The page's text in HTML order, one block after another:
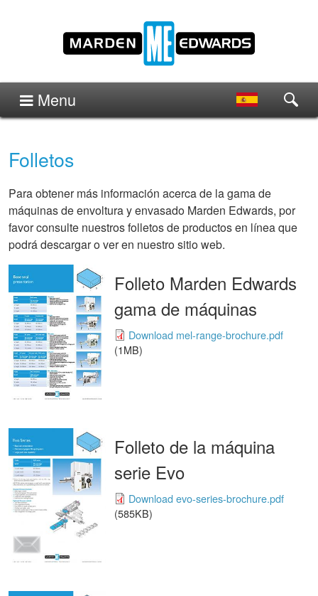
Menu
Folletos
Para obtener más información acerca de la gama de
máquinas de envoltura y envasado Marden Edwards, por
favor consulte nuestros folletos de productos en línea que
podrá descargar o ver en nuestro sitio web.
Folleto Marden Edwards
gama de máquinas
Download mel-range-brochure.pdf
(1MB)
Folleto de la máquina
serie Evo
Download evo-series-brochure.pdf
(585KB)